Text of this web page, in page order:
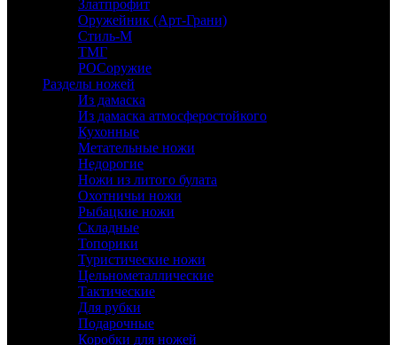
Златпрофит
Оружейник (Арт-Грани)
Стиль-М
ТМГ
РОСоружие
Разделы ножей
Из дамаска
Из дамаска атмосферостойкого
Кухонные
Метательные ножи
Недорогие
Ножи из литого булата
Охотничьи ножи
Рыбацкие ножи
Складные
Топорики
Туристические ножи
Цельнометаллические
Тактические
Для рубки
Подарочные
Коробки для ножей